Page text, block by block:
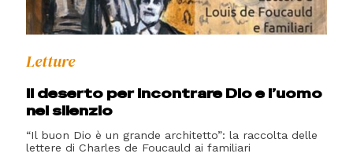
Letture
Il deserto per incontrare Dio e l’uomo
nel silenzio
“Il buon Dio è un grande architetto”: la raccolta delle
lettere di Charles de Foucauld ai familiari